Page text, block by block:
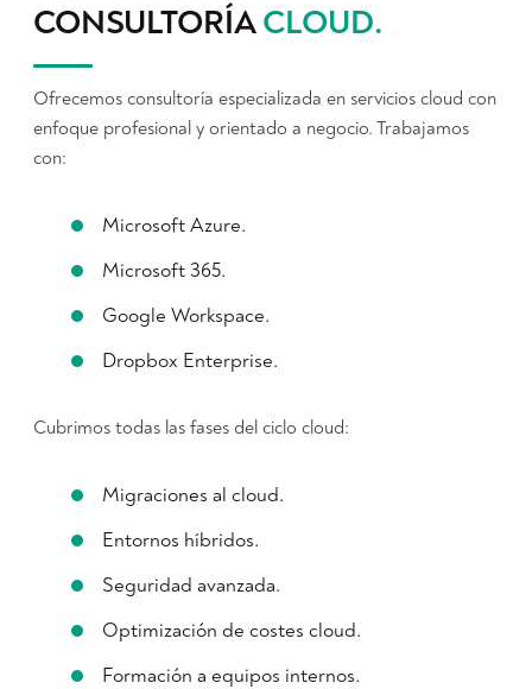
CONSULTORÍACLOUD.
Ofrecemos consultoría especializada en servicios cloud con
enfoque profesional y orientado a negocio. Trabajamos
con:
Microsoft Azure.
Microsoft 365.
Google Workspace.
Dropbox Enterprise.
Cubrimos todas las fases del ciclo cloud:
Migraciones al cloud.
Entornos híbridos.
Seguridad avanzada.
Optimización de costes cloud.
Formación a equipos internos.